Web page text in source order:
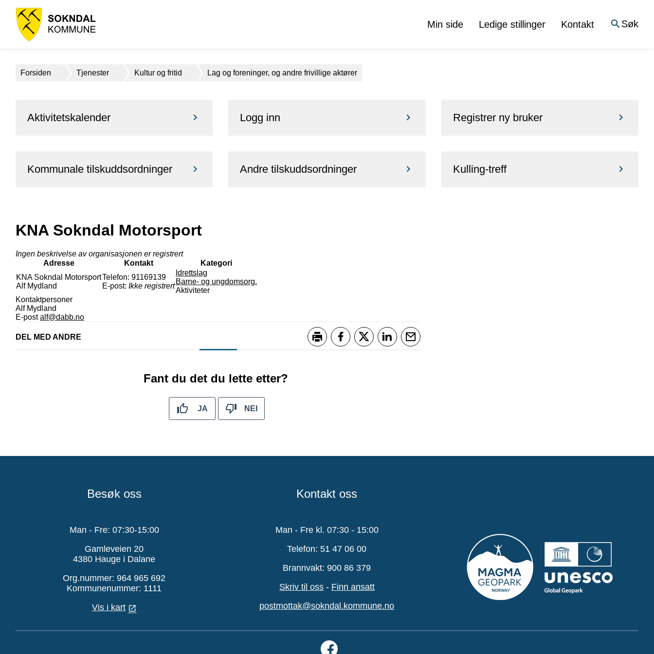
Sokndal
kommune
Min side Ledige stillinger Kontakt Søk
Du
erForsiden Tjenester Kultur og fritid Lag og foreninger, og andre frivillige aktører
Aktivitetskalender Logg inn Registrer ny bruker
Kommunale tilskuddsordninger Andre tilskuddsordninger Kulling-treff
KNA Sokndal Motorsport
Ingen beskrivelse av organisasjonen er registrert
Adresse
Kontakt
Kategori
KNA Sokndal Motorsport
Alf Mydland
Telefon: 91169139
E-post: Ikke registrert
Idrettslag
Barne- og ungdomsorg.
Aktiviteter
Kontaktpersoner
Alf Mydland
E-postalf@dabb.no
DEL MED ANDRE
Fant du det du lette etter?
JA NEI
Besøk oss
Man - Fre: 07:30-15:00
Gamleveien 20
4380 Hauge i Dalane
Org.nummer: 964 965 692
Kommunenummer: 1111
Vis i kart
Kontakt oss
Man - Fre kl. 07:30 - 15:00
Telefon: 51 47 06 00
Brannvakt: 900 86 379
Skriv til oss- Finn ansatt
postmottak@sokndal.kommune.no